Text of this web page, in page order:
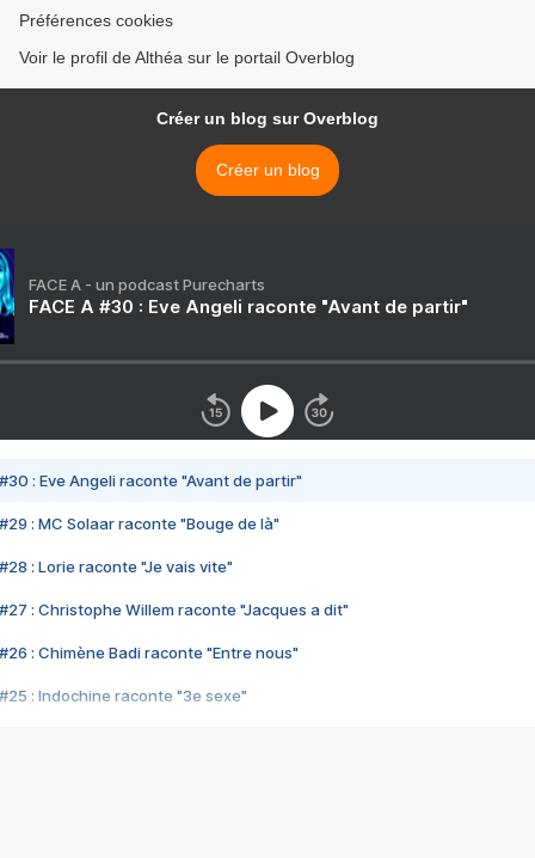
Préférences cookies
Voir le profil de Althéa sur le portail Overblog
Créer un blog sur Overblog
Créer un blog
FACE A - un podcast Purecharts
FACE A #30 : Eve Angeli raconte "Avant de partir"
#30 : Eve Angeli raconte "Avant de partir"
#29 : MC Solaar raconte "Bouge de là"
#28 : Lorie raconte "Je vais vite"
#27 : Christophe Willem raconte "Jacques a dit"
#26 : Chimène Badi raconte "Entre nous"
#25 : Indochine raconte "3e sexe"